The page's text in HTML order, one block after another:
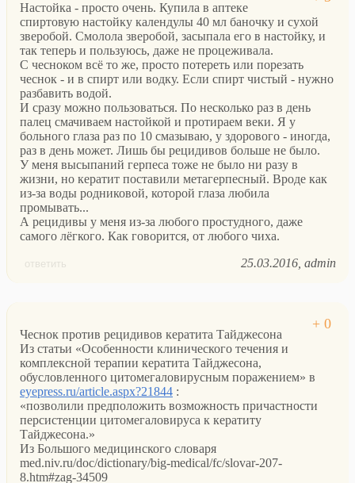
Настойка - просто очень. Купила в аптеке
спиртовую настойку календулы 40 мл баночку и сухой
зверобой. Смолола зверобой, засыпала его в настойку, и
так теперь и пользуюсь, даже не процеживала.
С чесноком всё то же, просто потереть или порезать
чеснок - и в спирт или водку. Если спирт чистый - нужно
разбавить водой.
И сразу можно пользоваться. По несколько раз в день
палец смачиваем настойкой и протираем веки. Я у
больного глаза раз по 10 смазываю, у здорового - иногда,
раз в день может. Лишь бы рецидивов больше не было.
У меня высыпаний герпеса тоже не было ни разу в
жизни, но кератит поставили метагерпесный. Вроде как
из-за воды родниковой, которой глаза любила
промывать...
А рецидивы у меня из-за любого простудного, даже
самого лёгкого. Как говорится, от любого чиха.
ответить 25.03.2016 admin
Чеснок против рецидивов кератита Тайджесона
Из статьи «Особенности клинического течения и
комплексной терапии кератита Тайджесона,
обусловленного цитомегаловирусным поражением» в
eyepress.ru/article.aspx?21844 :
«позволили предположить возможность причастности
персистенции цитомегаловируса к кератиту
Тайджесона.»
Из Большого медицинского словаря
med.niv.ru/doc/dictionary/big-medical/fc/slovar-207-
8.htm#zag-34509